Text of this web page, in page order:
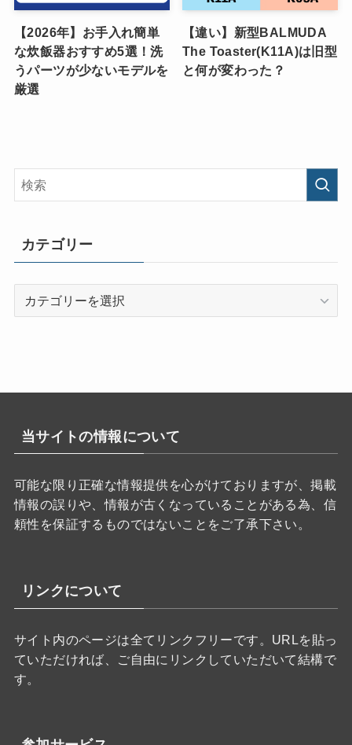
【2026年】お手入れ簡単
な炊飯器おすすめ5選！洗
うパーツが少ないモデルを
厳選
【違い】新型BALMUDA
The Toaster(K11A)は旧型
と何が変わった？
カテゴリー
当サイトの情報について
可能な限り正確な情報提供を心がけておりますが、掲載
情報の誤りや、情報が古くなっていることがある為、信
頼性を保証するものではないことをご了承下さい。
リンクについて
サイト内のページは全てリンクフリーです。URLを貼っ
ていただければ、ご自由にリンクしていただいて結構で
す。